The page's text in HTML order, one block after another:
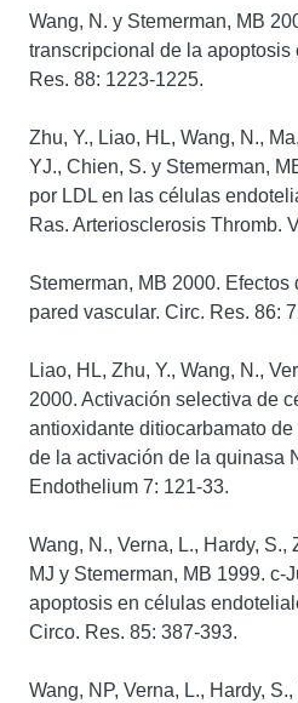
Wang, N. y Stemerman, MB
transcripcional de la
Res. 88: 1223-1225.
Zhu, Y., Liao, HL, Wang, N.,
YJ., Chien, S. y Stemerman,
por LDL en las células
Ras. Arteriosclerosis Thromb.
Stemerman, MB 2000.
pared vascular. Circ. Res. 86:
Liao, HL, Zhu, Y., Wang, N.,
2000. Activación selectiva de
antioxidante ditiocarbamato
de la activación de la quinasa
Endothelium 7: 121-33.
Wang, N., Verna, L., Hardy, S.,
MJ y Stemerman, MB 1999. c-
apoptosis en células
Circo. Res. 85: 387-393.
Wang, NP, Verna, L., Hardy,